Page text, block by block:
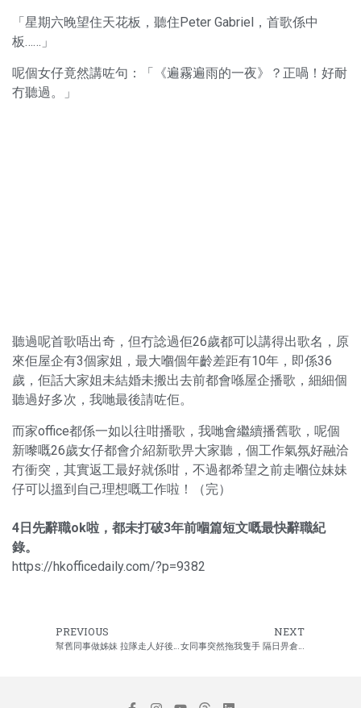
「星期六晚望住天花板，聽住Peter Gabriel，首歌係中
板……」
呢個女仔竟然講咗句：「《遍霧遍雨的一夜》？正喎！好耐
冇聽過。」
聽過呢首歌唔出奇，但冇諗過佢26歲都可以講得出歌名，原
來佢屋企有3個家姐，最大嗰個年齡差距有10年，即係36
歲，佢話大家姐未結婚未搬出去前都會喺屋企播歌，細細個
聽過好多次，我哋最後請咗佢。
而家office都係一如以往咁播歌，我哋會繼續播舊歌，呢個
新嚟嘅26歲女仔都會介紹新歌畀大家聽，個工作氣氛好融洽
冇衝突，其實返工最好就係咁，不過都希望之前走嗰位妹妹
仔可以搵到自己理想嘅工作啦！（完）
4日先辭職ok啦，都未打破3年前嗰篇短文嘅最快辭職紀
錄。
https://hkofficedaily.com/?p=9382
PREVIOUS
幫舊同事做姊妹 拉隊走人好後悔
NEXT
女同事突然拖我隻手 隔日畀倉務哥哥問候